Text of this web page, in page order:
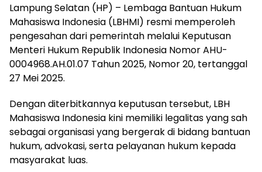
Lampung Selatan (HP) – Lembaga Bantuan Hukum
Mahasiswa Indonesia (LBHMI) resmi memperoleh
pengesahan dari pemerintah melalui Keputusan
Menteri Hukum Republik Indonesia Nomor AHU-
0004968.AH.01.07 Tahun 2025, Nomor 20, tertanggal
27 Mei 2025.
Dengan diterbitkannya keputusan tersebut, LBH
Mahasiswa Indonesia kini memiliki legalitas yang sah
sebagai organisasi yang bergerak di bidang bantuan
hukum, advokasi, serta pelayanan hukum kepada
masyarakat luas.